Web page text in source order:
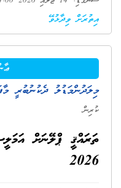
އިތުރަށް ވިދާޅުވޭ
މިލަދުންމަޑުލު ދެކުނުބުރީ
ކުރިން
ތަރައްޤީ ޕްލޭނަށް
2026